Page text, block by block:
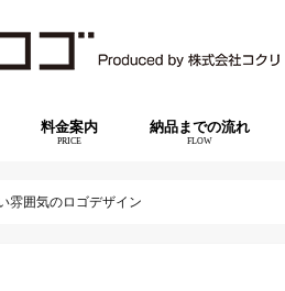
料金案内
PRICE
納品までの流れ
FLOW
雰囲気のロゴデザイン